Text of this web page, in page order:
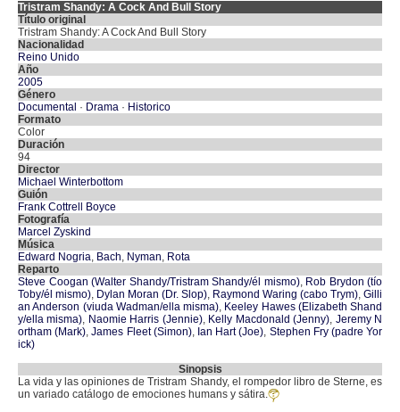
Tristram Shandy: A Cock And Bull Story
Título original
Tristram Shandy: A Cock And Bull Story
Nacionalidad
Reino Unido
Año
2005
Género
Documental · Drama · Historico
Formato
Color
Duración
94
Director
Michael Winterbottom
Guión
Frank Cottrell Boyce
Fotografía
Marcel Zyskind
Música
Edward Nogria, Bach, Nyman, Rota
Reparto
Steve Coogan (Walter Shandy/Tristram Shandy/él mismo), Rob Brydon (tío
Toby/él mismo), Dylan Moran (Dr. Slop), Raymond Waring (cabo Trym), Gilli
an Anderson (viuda Wadman/ella misma), Keeley Hawes (Elizabeth Shand
y/ella misma), Naomie Harris (Jennie), Kelly Macdonald (Jenny), Jeremy N
ortham (Mark),James Fleet (Simon), Ian Hart (Joe), Stephen Fry (padre Yor
ick)
Sinopsis
La vida y las opiniones de Tristram Shandy, el rompedor libro de Sterne, es
un variado catálogo de emociones humans y sátira.